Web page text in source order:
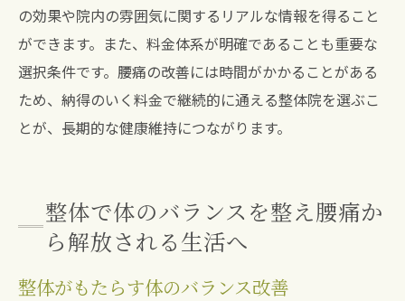
の効果や院内の雰囲気に関するリアルな情報を得ること
ができます。また、料金体系が明確であることも重要な
選択条件です。腰痛の改善には時間がかかることがある
ため、納得のいく料金で継続的に通える整体院を選ぶこ
とが、長期的な健康維持につながります。
整体で体のバランスを整え腰痛か
ら解放される生活へ
整体がもたらす体のバランス改善